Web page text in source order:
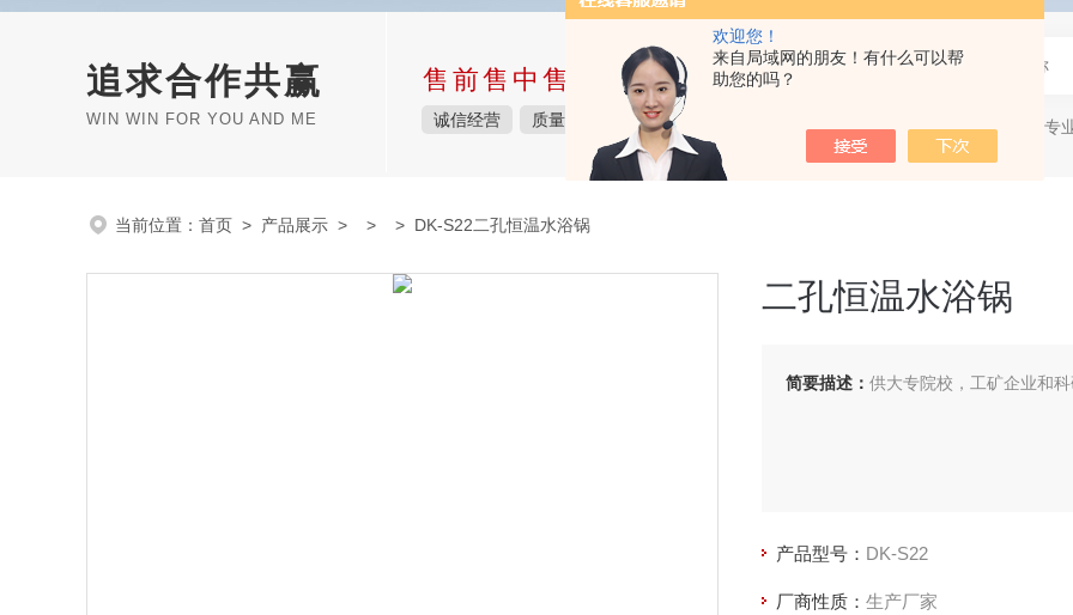
欢迎您！
来自局域网的朋友！有什么可以帮
助您的吗？
追求合作共赢
WIN WIN FOR YOU AND ME
售前售中售后完整的服务体系
诚信经营 质量保障 价格实惠 热门关键词：石油产品专
当前位置： 首页 > 产品展示 > > > DK-S22二孔恒温水浴锅
二孔恒温水浴锅
简要描述： 供大专院校，工矿企业和
产品型号： DK-S22
厂商性质： 生产厂家